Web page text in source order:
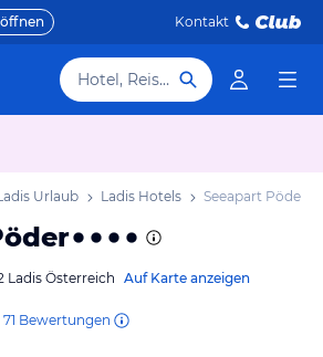
Kontakt
Hotel, Reiseziel
Urlaub Ladis Hotels Seeapart Pöder
Ladis Österreich Auf Karte anzeigen
71 Bewertungen